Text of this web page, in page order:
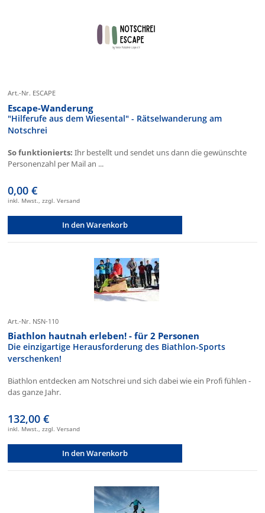
Art.-Nr. ESCAPE
Escape-Wanderung
"Hilferufe aus dem Wiesental" - Rätselwanderung am
Notschrei
So funktionierts: Ihr bestellt und sendet uns dann die gewünschte
Personenzahl per Mail an ...
0,00 €
inkl. Mwst., zzgl. Versand
In den Warenkorb
Art.-Nr. NSN-110
Biathlon hautnah erleben! - für 2 Personen
Die einzigartige Herausforderung des Biathlon-Sports
verschenken!
Biathlon entdecken am Notschrei und sich dabei wie ein Profi fühlen -
das ganze Jahr.
132,00 €
inkl. Mwst., zzgl. Versand
In den Warenkorb